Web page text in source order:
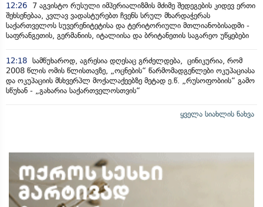
12:26
7 აგვისტო რუსული იმპერიალიზმის მძიმე შედეგების კიდევ ერთი
შეხსენებაა, კვლავ ვადასტურებთ ჩვენს სრულ მხარდაჭერას
საქართველოს სუვერენიტეტისა და ტერიტორიული მთლიანობისადმი -
საფრანგეთის, გერმანიის, იტალიისა და ბრიტანეთის საგარეო უწყებები
12:18 სამწუხაროდ, აგრესია დღესაც გრძელდება, ცინიკურია, რომ
2008 წლის ომის წლისთავზე, „ოცნების“ წარმომადგენლები ოკუპაციასა
და ოკუპაციის მსხვერპლ მოქალაქეებზე მეტად ე.წ. „რუსოფობიის“ გამო
სწუხან - „გახარია საქართველოსთვის“
ყველა სიახლის ნახვა